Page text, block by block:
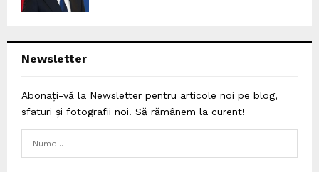
Newsletter
Abonați-vă la Newsletter pentru articole noi pe blog,
sfaturi și fotografii noi. Să rămânem la curent!